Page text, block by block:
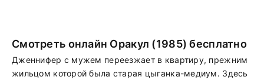
Смотреть онлайн Оракул (1985) бесплатно
Дженнифер с мужем переезжает в квартиру, прежним
жильцом которой была старая цыганка-медиум. Здесь